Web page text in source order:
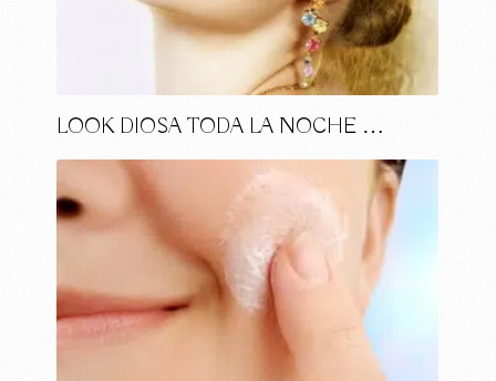
LOOK DIOSA TODA LA NOCHE …